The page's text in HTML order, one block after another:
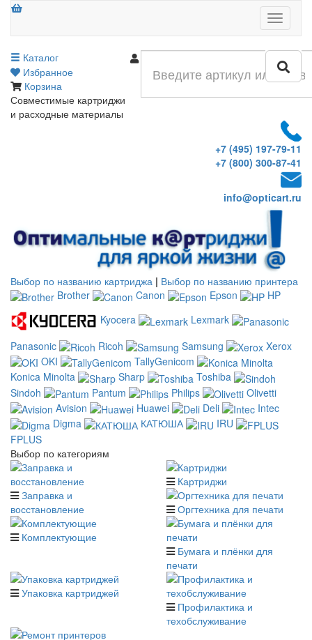
Меню
Каталог
Избранное
Корзина
Совместимые картриджи
и расходные материалы
+7 (495) 197-79-11
+7 (800) 300-87-41
info@opticart.ru
Выбор по названию картриджа | Выбор по названию принтера
Brother
Canon Epson
HP
Kyocera
Lexmark
Panasonic
Ricoh Samsung
Xerox
OKI
TallyGenicom
Konica Minolta
Sharp
Toshiba
Sindoh
Pantum Philips
Olivetti
Avision
Huawei Deli
Intec
Digma
КАТЮША
IRU
FPLUS
Выбор по категориям
Заправка и
восстановление
Картриджи
Оргтехника для печати
Комплектующие
Бумага и плёнки для
печати
Упаковка картриджей
Профилактика и
техобслуживание